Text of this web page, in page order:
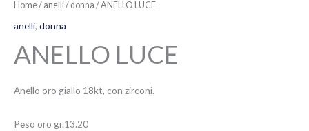
Home/ anelli/ donna / ANELLO LUCE
anelli, donna
ANELLO LUCE
Anello oro giallo 18kt, con zirconi.
Peso oro gr.13.20